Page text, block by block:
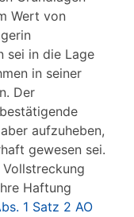
Wert von
sei in die Lage
in seiner
Der
aufzuheben,
gewesen sei.
Haftung
1 Satz 2 AO